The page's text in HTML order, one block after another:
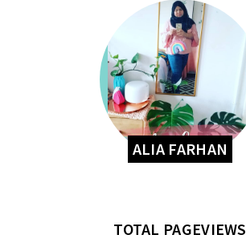
ALIA FARHAN
TOTAL PAGEVIEWS